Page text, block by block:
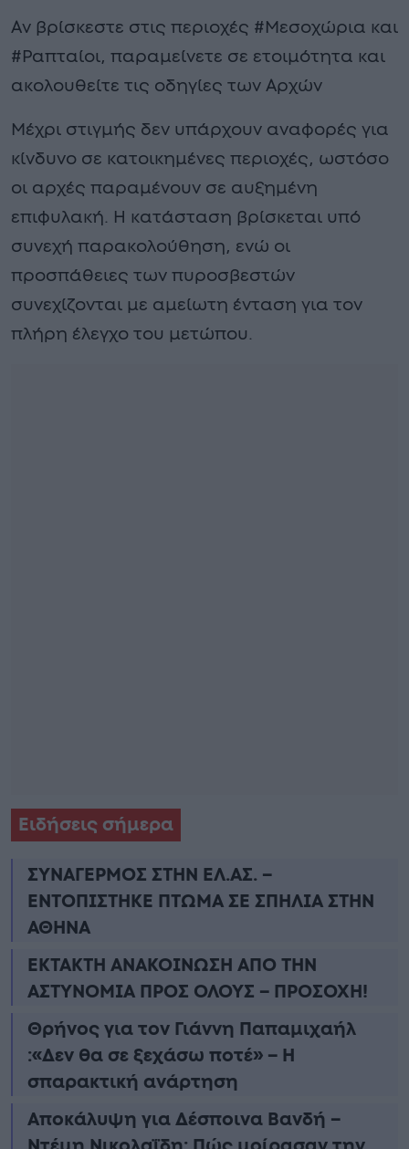
Αν βρίσκεστε στις περιοχές #Μεσοχώρια και
#Ραπταίοι, παραμείνετε σε ετοιμότητα και
ακολουθείτε τις οδηγίες των Αρχών
Μέχρι στιγμής δεν υπάρχουν αναφορές για
κίνδυνο σε κατοικημένες περιοχές, ωστόσο
οι αρχές παραμένουν σε αυξημένη
επιφυλακή. Η κατάσταση βρίσκεται υπό
συνεχή παρακολούθηση, ενώ οι
προσπάθειες των πυροσβεστών
συνεχίζονται με αμείωτη ένταση για τον
πλήρη έλεγχο του μετώπου.
Ειδήσεις σήμερα
ΣΥΝΑΓΕΡΜΟΣ ΣΤΗΝ ΕΛ.ΑΣ. –
ΕΝΤΟΠΙΣΤΗΚΕ ΠΤΩΜΑ ΣΕ ΣΠΗΛΙΑ ΣΤΗΝ
ΑΘΗΝΑ
ΕΚΤΑΚΤΗ ΑΝΑΚΟΙΝΩΣΗ ΑΠΟ ΤΗΝ
ΑΣΤΥΝΟΜΙΑ ΠΡΟΣ ΟΛΟΥΣ – ΠΡΟΣΟΧΗ!
Θρήνος για τον Γιάννη Παπαμιχαήλ
:«Δεν θα σε ξεχάσω ποτέ» – Η
σπαρακτική ανάρτηση
Αποκάλυψη για Δέσποινα Βανδή –